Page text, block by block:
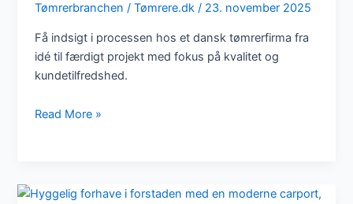
Tømrerbranchen /Tømrere.dk/ 23. november 2025
Få indsigt i processen hos et dansk tømrerfirma fra
idé til færdigt projekt med fokus på kvalitet og
kundetilfredshed.
Fra
projekt:
Read More »